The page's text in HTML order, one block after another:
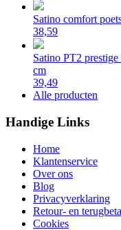
Satino comfort
38,59
Satino PT2
cm
39,49
Alle producten
Handige Links
Home
Klantenservice
Over ons
Blog
Privacyverklaring
Retour- en
Cookies